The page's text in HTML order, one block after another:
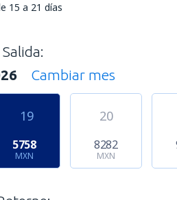
15 a 21 días
Salida:
Cambiar mes
19
5758
MXN
20
8282
MXN